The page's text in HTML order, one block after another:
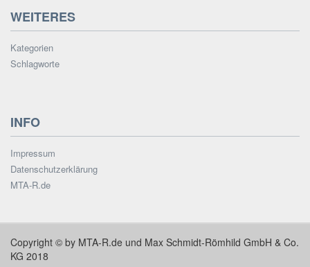
WEITERES
Kategorien
Schlagworte
INFO
Impressum
Datenschutzerklärung
MTA-R.de
Copyright © by MTA-R.de und Max Schmidt-Römhild GmbH & Co.
KG 2018